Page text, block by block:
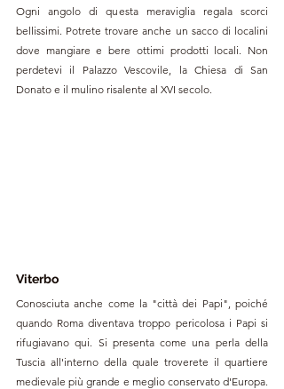
Ogni angolo di questa meraviglia regala scorci
bellissimi. Potrete trovare anche un sacco di localini
dove mangiare e bere ottimi prodotti locali. Non
perdetevi il Palazzo Vescovile, la Chiesa di San
Donato e il mulino risalente al XVI secolo.
Viterbo
Conosciuta anche come la "città dei Papi", poiché
quando Roma diventava troppo pericolosa i Papi si
rifugiavano qui. Si presenta come una perla della
Tuscia all'interno della quale troverete il quartiere
medievale più grande e meglio conservato d'Europa.